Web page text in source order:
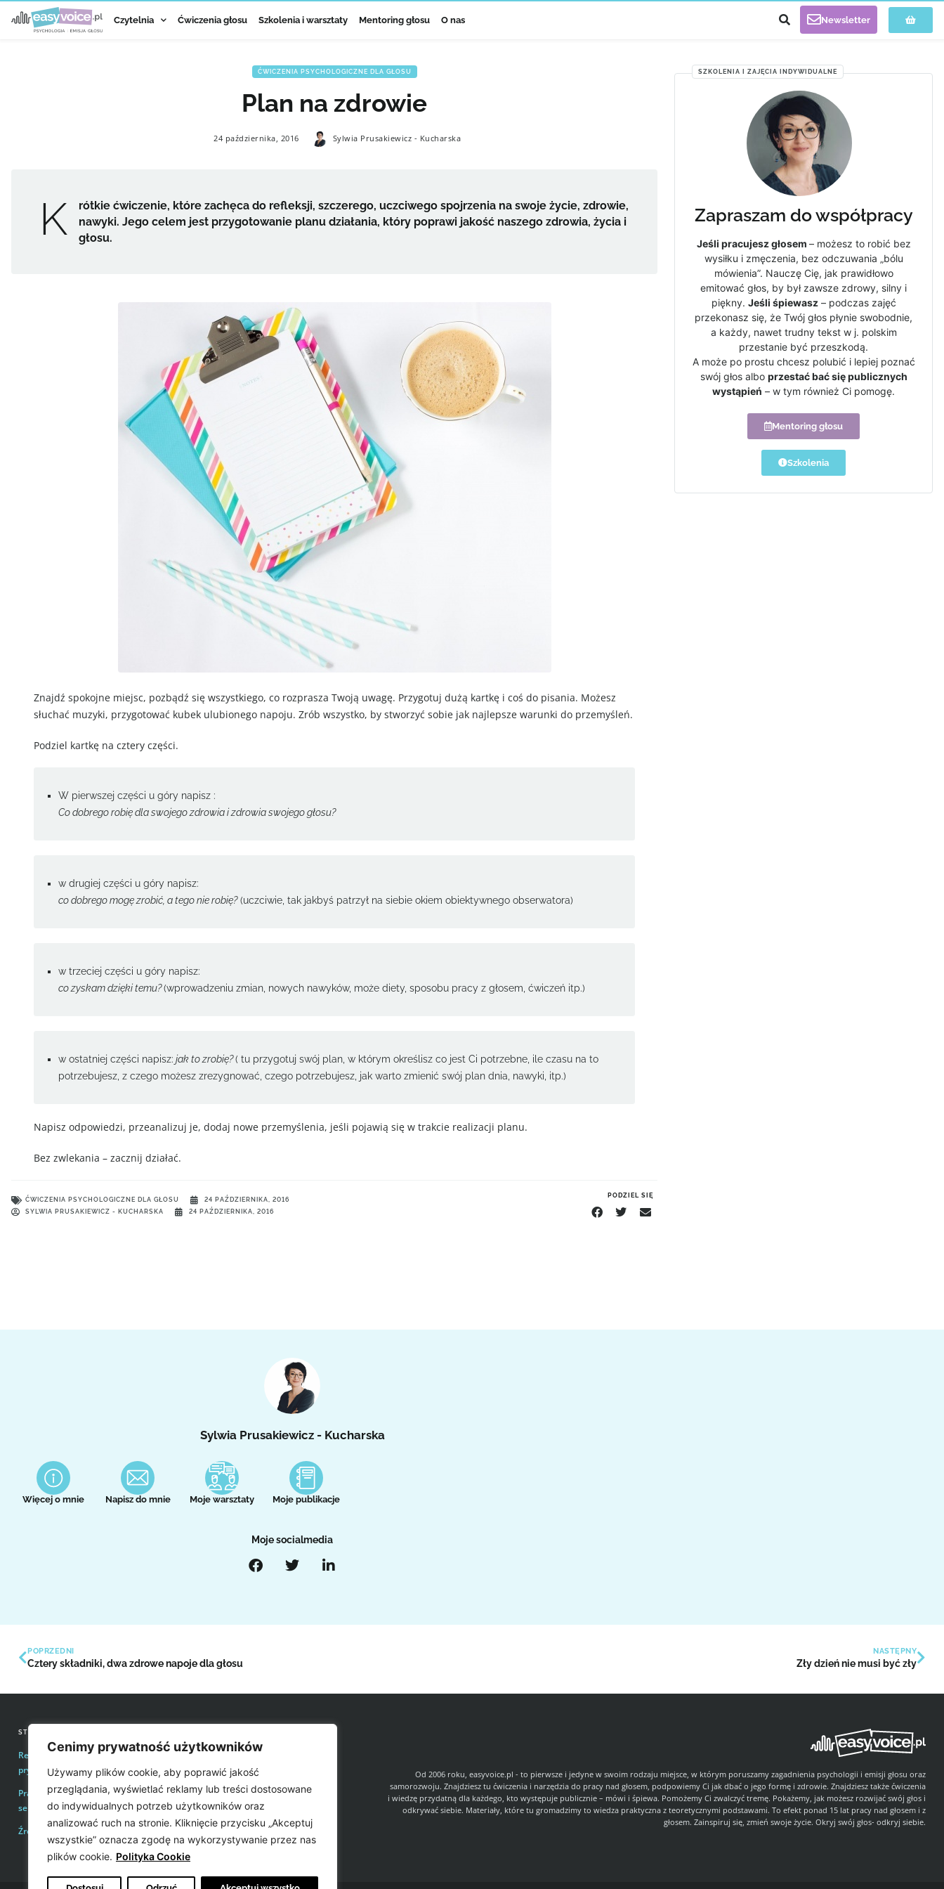
Cenimy prywatność użytkowników
Używamy plików cookie, aby poprawić jakość
przeglądania, wyświetlać reklamy lub treści dostosowane
do indywidualnych potrzeb użytkowników oraz
analizować ruch na stronie. Kliknięcie przycisku „Akceptuj
wszystkie” oznacza zgodę na wykorzystywanie przez nas
plików cookie. Polityka Cookie
Czytelnia Ćwiczenia głosu Szkolenia i warsztaty Mentoring głosu O nas Newsletter
ĆWICZENIA PSYCHOLOGICZNE DLA GŁOSU
Plan na zdrowie
24 października, 2016 Sylwia Prusakiewicz - Kucharska
K
rótkie ćwiczenie, które zachęca do refleksji, szczerego, uczciwego spojrzenia na swoje życie, zdrowie,
nawyki. Jego celem jest przygotowanie planu działania, który poprawi jakość naszego zdrowia, życia i
głosu.
Znajdź spokojne miejsc, pozbądź się wszystkiego, co rozprasza Twoją uwagę. Przygotuj dużą kartkę i coś do pisania. Możesz
słuchać muzyki, przygotować kubek ulubionego napoju. Zrób wszystko, by stworzyć sobie jak najlepsze warunki do przemyśleń.
Podziel kartkę na cztery części.
W pierwszej części u góry napisz :
Co dobrego robię dla swojego zdrowia i zdrowia swojego głosu?
w drugiej części u góry napisz:
co dobrego mogę zrobić, a tego nie robię?(uczciwie, tak jakbyś patrzył na siebie okiem obiektywnego obserwatora)
w trzeciej części u góry napisz:
co zyskam dzięki temu?(wprowadzeniu zmian, nowych nawyków, może diety, sposobu pracy z głosem, ćwiczeń itp.)
w ostatniej części napisz: jak to zrobię?( tu przygotuj swój plan, w którym określisz co jest Ci potrzebne, ile czasu na to
potrzebujesz, z czego możesz zrezygnować, czego potrzebujesz, jak warto zmienić swój plan dnia, nawyki, itp.)
Napisz odpowiedzi, przeanalizuj je, dodaj nowe przemyślenia, jeśli pojawią się w trakcie realizacji planu.
Bez zwlekania – zacznij działać.
ĆWICZENIA PSYCHOLOGICZNE DLA GŁOSU
24 PAŹDZIERNIKA, 2016
SYLWIA PRUSAKIEWICZ - KUCHARSKA
24 PAŹDZIERNIKA, 2016
PODZIEL SIĘ
Zapraszam do współpracy
Jeśli pracujesz głosem – możesz to robić bez
wysiłku i zmęczenia, bez odczuwania „bólu
mówienia”. Nauczę Cię, jak prawidłowo
emitować głos, by był zawsze zdrowy, silny i
piękny. Jeśli śpiewasz– podczas zajęć
przekonasz się, że Twój głos płynie swobodnie,
a każdy, nawet trudny tekst w j. polskim
przestanie być przeszkodą.
A może po prostu chcesz polubić i lepiej poznać
swój głos albo przestać bać się publicznych
wystąpień – w tym również Ci pomogę.
Mentoring głosu
Szkolenia
SZKOLENIA I ZAJĘCIA INDYWIDUALNE
Sylwia Prusakiewicz - Kucharska
Więcej o mnie Napisz do mnie Moje warsztaty Moje publikacje
Moje socialmedia
POPRZEDNI
Cztery składniki, dwa zdrowe napoje dla głosu
NASTĘPNY
Zły dzień nie musi być zły
STRONY INFORMACYJNE
Regulamin zakupów i polityka
prywatności
Prawa autorskie i wykorzystywanie treści
serwisu
Źródła
Email:redakcja@easyvoice.pl
WSPÓŁPRACE, OFERTY
Email:karol@easyvoice.pl
Od 2006 roku, easyvoice.pl - to pierwsze i jedyne w swoim rodzaju miejsce, w którym poruszamy zagadnienia psychologii i emisji głosu oraz
samorozwoju. Znajdziesz tu ćwiczenia i narzędzia do pracy nad głosem, podpowiemy Ci jak dbać o jego formę i zdrowie. Znajdziesz także ćwiczenia
i wiedzę przydatną dla każdego, kto występuje publicznie – mówi i śpiewa. Pomożemy Ci zwalczyć tremę. Pokażemy, jak możesz rozwijać swój głos i
odkrywać siebie. Materiały, które tu gromadzimy to wiedza praktyczna z teoretycznymi podstawami. To efekt ponad 15 lat pracy nad głosem i z
głosem. Zainspiruj się, zmień swoje życie. Okryj swój głos- odkryj siebie.